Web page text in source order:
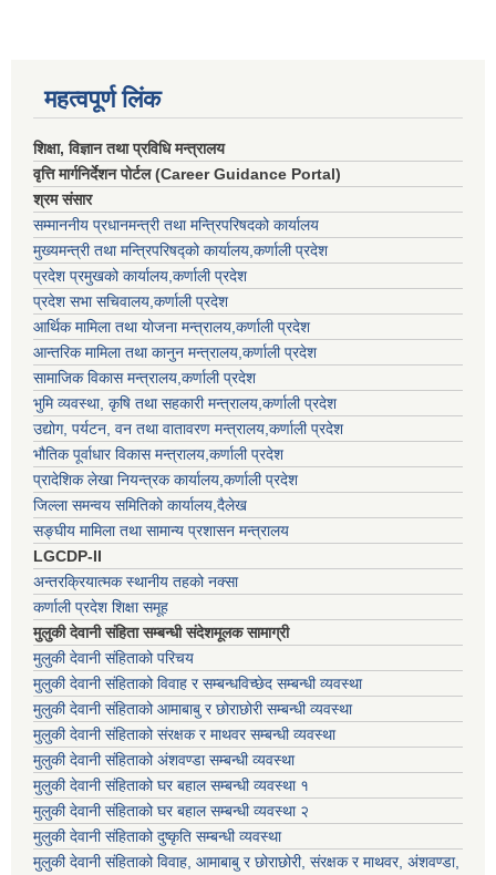
महत्वपूर्ण लिंक
शिक्षा, विज्ञान तथा प्रविधि मन्त्रालय
वृत्ति मार्गनिर्देशन पोर्टल (Career Guidance Portal)
श्रम संसार
सम्माननीय प्रधानमन्त्री तथा मन्त्रिपरिषद‌को कार्यालय
मुख्यमन्त्री तथा मन्त्रिपरिषद्को कार्यालय,कर्णाली प्रदेश
प्रदेश प्रमुखको कार्यालय,कर्णाली प्रदेश
प्रदेश सभा सचिवालय,कर्णाली प्रदेश
आर्थिक मामिला तथा योजना मन्त्रालय,कर्णाली प्रदेश
आन्तरिक मामिला तथा कानुन मन्त्रालय,कर्णाली प्रदेश
सामाजिक विकास मन्त्रालय,कर्णाली प्रदेश
भुमि व्यवस्था, कृषि तथा सहकारी मन्त्रालय,कर्णाली प्रदेश
उद्योग, पर्यटन, वन तथा वातावरण मन्त्रालय,कर्णाली प्रदेश
भौतिक पूर्वाधार विकास मन्त्रालय,कर्णाली प्रदेश
प्रादेशिक लेखा नियन्त्रक कार्यालय,कर्णाली प्रदेश
जिल्ला समन्वय समितिको कार्यालय,दैलेख
सङ्घीय मामिला तथा सामान्य प्रशासन मन्त्रालय
LGCDP-II
अन्तरक्रियात्मक स्थानीय तहको नक्सा
कर्णाली प्रदेश शिक्षा समूह
मुलुकी देवानी संहिता सम्बन्धी संदेशमूलक सामाग्री
मुलुकी देवानी संहिताको परिचय
मुलुकी देवानी संहिताको विवाह र सम्बन्धविच्छेद सम्बन्धी व्यवस्था
मुलुकी देवानी संहिताको आमाबाबु र छोराछोरी सम्बन्धी व्यवस्था
मुलुकी देवानी संहिताको संरक्षक र माथवर सम्बन्धी व्यवस्था
मुलुकी देवानी संहिताको अंशवण्डा सम्बन्धी व्यवस्था
मुलुकी देवानी संहिताको घर बहाल सम्बन्धी व्यवस्था १
मुलुकी देवानी संहिताको घर बहाल सम्बन्धी व्यवस्था २
मुलुकी देवानी संहिताको दुष्कृति सम्बन्धी व्यवस्था
मुलुकी देवानी संहिताको विवाह, आमाबाबु र छोराछोरी, संरक्षक र माथवर, अंशवण्डा,